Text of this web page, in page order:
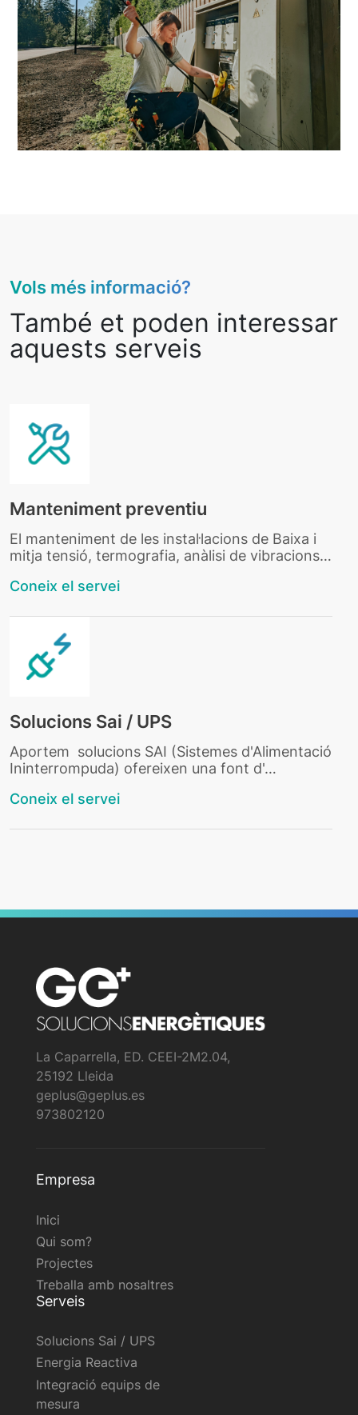
Vols més informació?
També et poden interessar
aquests serveis
Manteniment preventiu
El manteniment de les instal·lacions de Baixa i
mitja tensió, termografia, anàlisi de vibracions…
Coneix el servei
Solucions Sai / UPS
Aportem solucions SAI (Sistemes d'Alimentació
Ininterrompuda) ofereixen una font d'…
Coneix el servei
Utilitzem una selecció de cookies pròpies i de
La Caparrella, ED. CEEI-2M2.04,
25192 Lleida
geplus@geplus.es
973802120
Empresa
Inici
Qui som?
Projectes
Treballa amb nosaltres
Serveis
Solucions Sai / UPS
Energia Reactiva
Integració equips de
mesura